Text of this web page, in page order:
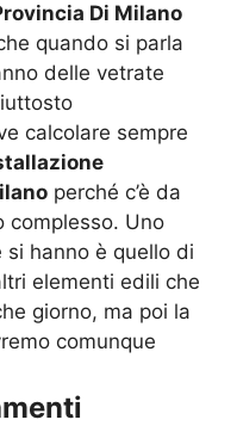
Di Milano
quando si parla
delle vetrate
calcolare sempre
perché c’è da
complesso. Uno
hanno è quello di
elementi edili che
giorno, ma poi la
comunque